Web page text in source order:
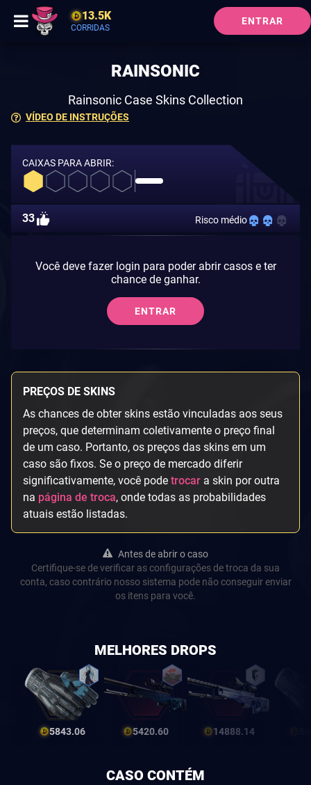
13.5K
CORRIDAS
ENTRAR
VÍDEO DE INSTRUÇÕES
RAINSONIC
Rainsonic Case Skins Collection
CAIXAS PARA ABRIR:
33 Risco médio
Você deve fazer login para poder abrir casos e ter
chance de ganhar.
ENTRAR
PREÇOS DE SKINS
As chances de obter skins estão vinculadas aos seus
preços, que determinam coletivamente o preço final
de um caso. Portanto, os preços das skins em um
caso são fixos. Se o preço de mercado diferir
significativamente, você pode trocar a skin por outra
na página de troca, onde todas as probabilidades
atuais estão listadas.
Antes de abrir o caso
Certifique-se de verificar as configurações de troca da sua
conta, caso contrário nosso sistema pode não conseguir enviar
os itens para você.
MELHORES DROPS
5843.06 5420.60 14888.14
CASO CONTÉM